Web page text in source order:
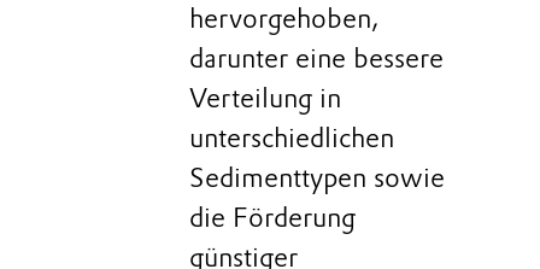
hervorgehoben,
darunter eine bessere
Verteilung in
unterschiedlichen
Sedimenttypen sowie
die Förderung
günstiger